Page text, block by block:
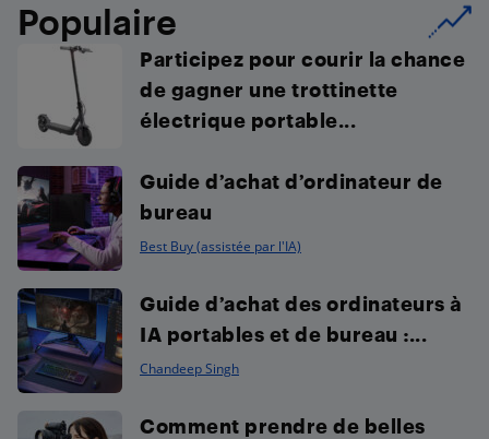
Populaire
Participez pour courir la chance
de gagner une trottinette
électrique portable...
Guide d’achat d’ordinateur de
bureau
Best Buy (assistée par l'IA)
Guide d’achat des ordinateurs à
IA portables et de bureau :...
Chandeep Singh
Comment prendre de belles